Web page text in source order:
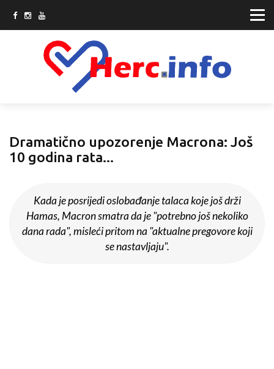
Dramatično upozorenje Macrona: Još
10 godina rata...
Kada je posrijedi oslobađanje talaca koje još drži
Hamas, Macron smatra da je "potrebno još nekoliko
dana rada", misleći pritom na "aktualne pregovore koji
se nastavljaju".